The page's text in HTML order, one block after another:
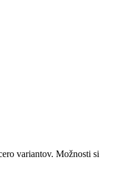
variantov. Možnosti si